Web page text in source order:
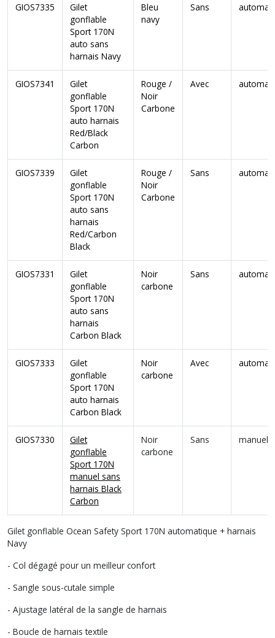
GIOS7335
Gilet
gonflable
Sport 170N
auto sans
harnais Navy
Bleu
navy
Sans
GIOS7341
Gilet
gonflable
Sport 170N
auto harnais
Red/Black
Carbon
Rouge /
Noir
Carbone
Avec
GIOS7339
Gilet
gonflable
Sport 170N
auto sans
harnais
Red/Carbon
Black
Rouge /
Noir
Carbone
Sans
GIOS7331
Gilet
gonflable
Sport 170N
auto sans
harnais
Carbon Black
Noir
carbone
Sans
GIOS7333
Gilet
gonflable
Sport 170N
auto harnais
Carbon Black
Noir
carbone
Avec
GIOS7330
Gilet
gonflable
Sport 170N
manuel sans
harnais Black
Carbon
Noir
carbone
Sans manuel
Gilet gonflable Ocean Safety Sport 170N automatique + harnais
Navy
- Col dégagé pour un meilleur confort
- Sangle sous-cutale simple
- Ajustage latéral de la sangle de harnais
- Boucle de harnais textile